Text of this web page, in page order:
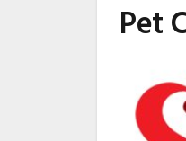
Pet